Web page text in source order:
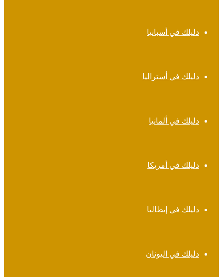
دليلك في أسبانيا
دليلك في أستراليا
دليلك في ألمانيا
دليلك في أمريكا
دليلك في إيطاليا
دليلك في اليونان